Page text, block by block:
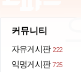
커뮤니티
자유게시판 222
익명게시판 725